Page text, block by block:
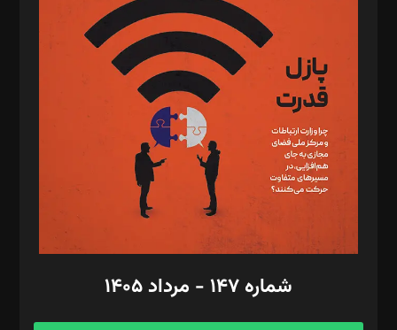
د‌بیر تحریریه آنلاین: بابک نقاش
تحریریه‌: مجتبی محمود‌ی، آرش برهمند، یسنا امان‌پور، سروش کرمیان،
مصطفی مسجدی آرانی، ابوالفضل رجبی، زهرا فکرانه، فائزه فتحی
رستمی،مصطفی باستان
ویرایش: نگار استاد‌‌آقا
طراح یونیفرم: مجید توکلی
فیلمبرداری و عکاسی: امیر شفیعی، مانی لطفی زاده
گرافیک و صفحه‌آرایی: سید‌سبحان‌علی ثابت
مد‌یر توسعه تجاری: کامبیز برید‌
امور مالی: شاپور رهبری، محمد‌ کاظمی‌نیا
آگهی و مشترکین: ۰۹۱۹۹۹۹۰۴۵۴
شماره ۱۴۷ - مرداد ۱۴۰۵